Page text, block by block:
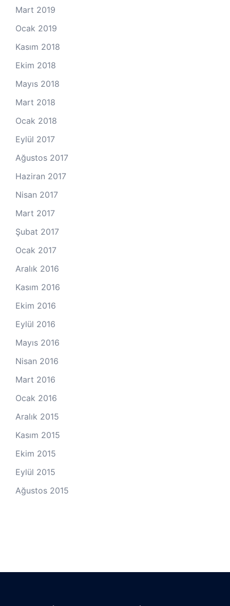
Mart 2019
Ocak 2019
Kasım 2018
Ekim 2018
Mayıs 2018
Mart 2018
Ocak 2018
Eylül 2017
Ağustos 2017
Haziran 2017
Nisan 2017
Mart 2017
Şubat 2017
Ocak 2017
Aralık 2016
Kasım 2016
Ekim 2016
Eylül 2016
Mayıs 2016
Nisan 2016
Mart 2016
Ocak 2016
Aralık 2015
Kasım 2015
Ekim 2015
Eylül 2015
Ağustos 2015